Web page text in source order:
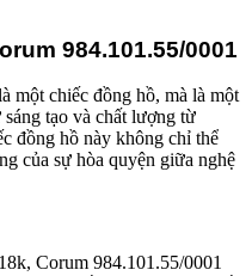
984.101.55/0001
một chiếc đồng hồ, mà là một
tạo và chất lượng từ
đồng hồ này không chỉ thể
của sự hòa quyện giữa nghệ
Corum 984.101.55/0001